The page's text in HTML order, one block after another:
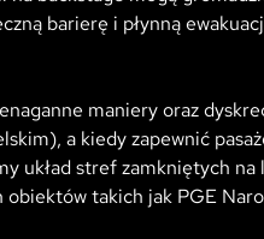
barierę i płynną
maniery oraz
a kiedy zapewnić
układ stref zamkniętych
takich jak PGE